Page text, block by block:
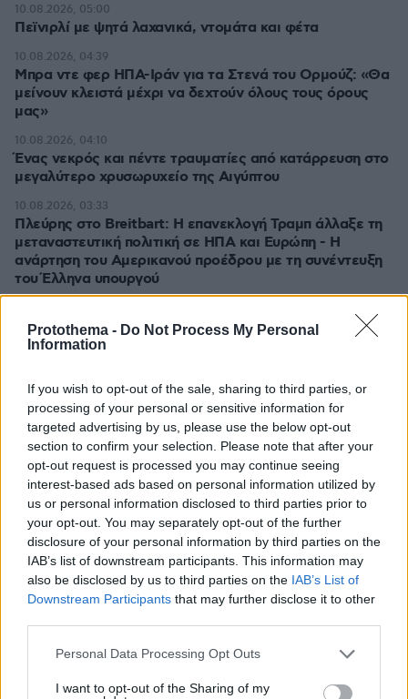
Protothema - Do Not Process My Personal
Information
If you wish to opt-out of the sale, sharing to third parties, or
processing of your personal or sensitive information for
targeted advertising by us, please use the below opt-out
section to confirm your selection. Please note that after your
opt-out request is processed you may continue seeing
interest-based ads based on personal information utilized by
us or personal information disclosed to third parties prior to
your opt-out. You may separately opt-out of the further
disclosure of your personal information by third parties on the
IAB’s list of downstream participants. This information may
also be disclosed by us to third parties on the IAB’s List of
Downstream Participants that may further disclose it to other
Please note that this website/app uses one or more Google
not limited to your visit or usage behaviour. You may click to
Personal Data Processing Opt Outs
I want to opt-out of the Sharing of my
Πεϊνιρλί με ψητά λαχανικά, ντομάτα και φέτα
10.08.2026, 05:00
Μπρα ντε φερ ΗΠΑ-Ιράν για τα Στενά του Ορμούζ: «Θα
μείνουν κλειστά μέχρι να δεχτούν όλους τους όρους
μας»
10.08.2026, 04:39
Ένας νεκρός και πέντε τραυματίες από κατάρρευση στο
μεγαλύτερο χρυσωρυχείο της Αιγύπτου
10.08.2026, 04:10
Πλεύρης στο Breitbart: Η επανεκλογή Τραμπ άλλαξε τη
μεταναστευτική πολιτική σε ΗΠΑ και Ευρώπη - Η
ανάρτηση του Αμερικανού προέδρου με τη συνέντευξη
του Έλληνα υπουργού
10.08.2026, 03:33
ΔΕΙΤΕ ΟΛΕΣ ΤΙΣ ΕΙΔΗΣΕΙΣ
ΤΑ ΠΙΟ ΔΗΜΟΦΙΛΗ